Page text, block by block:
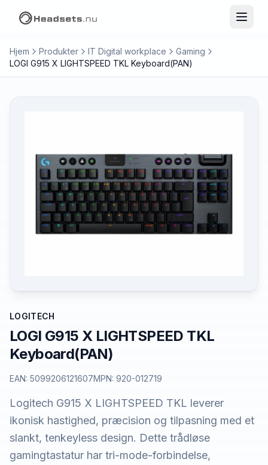
Hjem Produkter IT Digital workplace
Gaming
LOGI G915 X LIGHTSPEED TKL Keyboard(PAN)
LOGITECH
LOGI G915 X LIGHTSPEED TKL
Keyboard(PAN)
EAN: 5099206121607MPN: 920-012719
Logitech G915 X LIGHTSPEED TKL leverer
ikonisk hastighed, præcision og tilpasning med et
slankt, tenkeyless design. Dette trådløse
gamingtastatur har tri-mode-forbindelse,